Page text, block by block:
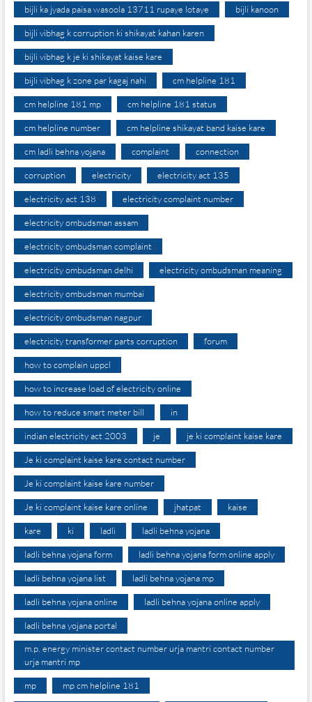
bijli ka jyada paisa wasoola 13711 rupaye lotaye bijli kanoon
bijli vibhag k corruption ki shikayat kahan karen
bijli vibhag k je ki shikayat kaise kare
bijli vibhag k zone par kagaj nahi cm helpline 181
cm helpline 181 mp cm helpline 181 status
cm helpline number cm helpline shikayat band kaise kare
cm ladli behna yojana complaint connection
corruption electricity electricity act 135
electricity act 138 electricity complaint number
electricity ombudsman assam
electricity ombudsman complaint
electricity ombudsman delhi electricity ombudsman meaning
electricity ombudsman mumbai
electricity ombudsman nagpur
electricity transformer parts corruption forum
how to complain uppcl
how to increase load of electricity online
how to reduce smart meter bill in
indian electricity act 2003 je je ki complaint kaise kare
Je ki complaint kaise kare contact number
Je ki complaint kaise kare number
Je ki complaint kaise kare online jhatpat kaise
kare ki ladli ladli behna yojana
ladli behna yojana form ladli behna yojana form online apply
ladli behna yojana list ladli behna yojana mp
ladli behna yojana online ladli behna yojana online apply
ladli behna yojana portal
m.p. energy minister contact number urja mantri contact number
urja mantri mp
mp mp cm helpline 181